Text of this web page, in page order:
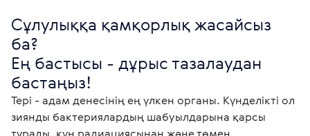
Сұлулыққа қамқорлық жасайсыз
ба?
Ең бастысы - дұрыс тазалаудан
Тері - адам денесінің ең үлкен органы. Күнделікті ол
зиянды бактериялардың шабуылдарына қарсы